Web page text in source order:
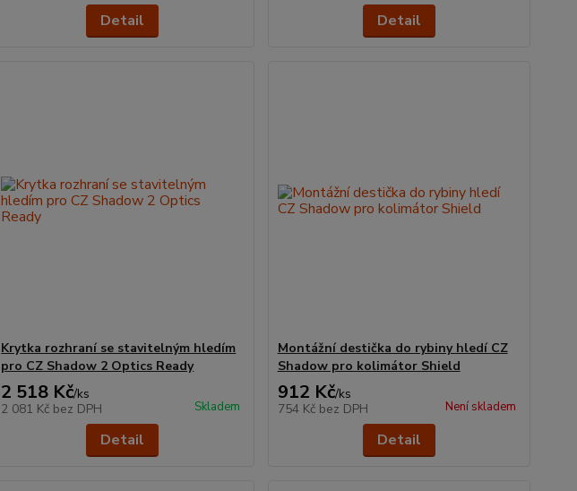
Detail Detail
Krytka rozhraní se stavitelným hledím
pro CZ Shadow 2 Optics Ready
2 518 Kč/ks
2 081 Kč bez DPH Skladem
Detail
Montážní destička do rybiny hledí CZ
Shadow pro kolimátor Shield
912 Kč/ks
754 Kč bez DPH Není skladem
Detail